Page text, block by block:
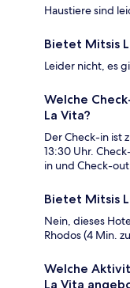
Haustiere sind
Bietet Mitsis
Leider nicht, es
Welche
La Vita?
Der Check-in ist
13:30 Uhr.
in und Check-
Bietet Mitsis
Nein, dieses
Rhodos (4 Min.
Welche
La Vita